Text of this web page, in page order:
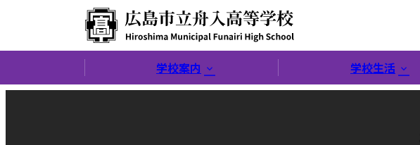
広島市立舟入高等学校
学校案内 学校生活